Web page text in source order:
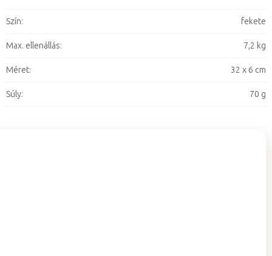
Szín: fekete
Max. ellenállás: 7,2 kg
Méret: 32 x 6 cm
Súly: 70 g